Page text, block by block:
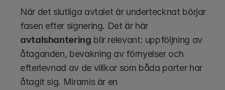
När det slutliga avtalet är undertecknat börjar
avtalshantering blir relevant: uppföljning av
åtaganden, bevakning av förnyelser och
efterlevnad av de villkor som båda parter har